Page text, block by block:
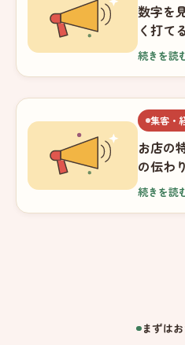
数字を
く打てる
続きを読
集客・
お店の
の伝わ
続きを読
まずは